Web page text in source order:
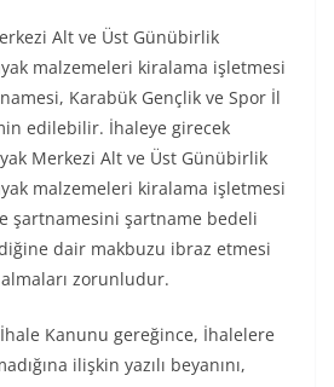
Alt ve Üst Günübirlik
malzemeleri kiralama işletmesi
Karabük Gençlik ve Spor İl
edilebilir. İhaleye girecek
Merkezi Alt ve Üst Günübirlik
malzemeleri kiralama işletmesi
şartnamesini şartname bedeli
dair makbuzu ibraz etmesi
almaları zorunludur.
İhale Kanunu gereğince, İhalelere
ilişkin yazılı beyanını,